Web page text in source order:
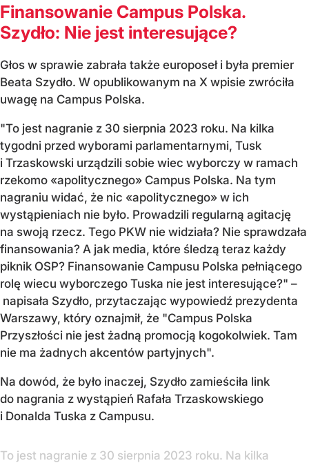
Finansowanie Campus Polska.
Szydło: Nie jest interesujące?
Głos w sprawie zabrała także europoseł i była premier
Beata Szydło. W opublikowanym na X wpisie zwróciła
uwagę na Campus Polska.
"To jest nagranie z 30 sierpnia 2023 roku. Na kilka
tygodni przed wyborami parlamentarnymi, Tusk
i Trzaskowski urządzili sobie wiec wyborczy w ramach
rzekomo «apolitycznego» Campus Polska. Na tym
nagraniu widać, że nic «apolitycznego» w ich
wystąpieniach nie było. Prowadzili regularną agitację
na swoją rzecz. Tego PKW nie widziała? Nie sprawdzała
finansowania? A jak media, które śledzą teraz każdy
piknik OSP? Finansowanie Campusu Polska pełniącego
rolę wiecu wyborczego Tuska nie jest interesujące?" –
napisała Szydło, przytaczając wypowiedź prezydenta
Warszawy, który oznajmił, że "Campus Polska
Przyszłości nie jest żadną promocją kogokolwiek. Tam
nie ma żadnych akcentów partyjnych".
Na dowód, że było inaczej, Szydło zamieściła link
do nagrania z wystąpień Rafała Trzaskowskiego
i Donalda Tuska z Campusu.
To jest nagranie z 30 sierpnia 2023 roku. Na kilka